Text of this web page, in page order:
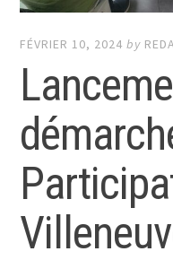
FÉVRIER 10, 2024 by